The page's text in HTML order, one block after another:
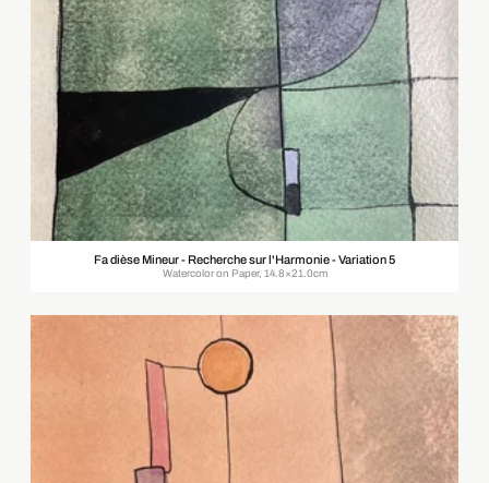
Fa dièse Mineur - Recherche sur l'Harmonie - Variation 5
Watercolor on Paper, 14.8×21.0cm